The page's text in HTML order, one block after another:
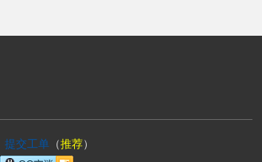
提交工单 （推荐）